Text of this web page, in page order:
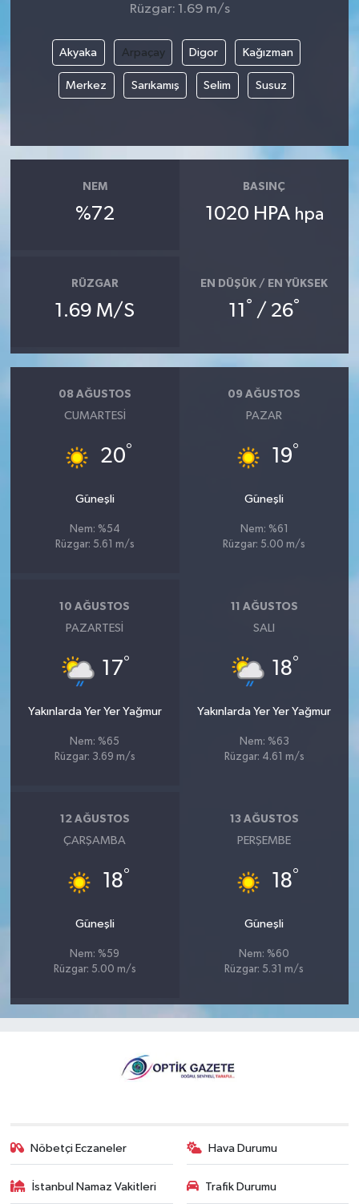
Rüzgar: 1.69 m/s
Akyaka Arpaçay Digor Kağızman
Merkez Sarıkamış Selim Susuz
NEM
%72
BASINÇ
1020 HPA hpa
RÜZGAR
1.69 M/S
EN DÜŞÜK / EN YÜKSEK
11 ° / 26°
08 AĞUSTOS
CUMARTESI
20°
Güneşli
Nem: %54
Rüzgar: 5.61 m/s
09 AĞUSTOS
PAZAR
19°
Güneşli
Nem: %61
Rüzgar: 5.00 m/s
10 AĞUSTOS
PAZARTESI
17°
Yakınlarda Yer Yer Yağmur
Nem: %65
Rüzgar: 3.69 m/s
11 AĞUSTOS
SALI
18°
Yakınlarda Yer Yer Yağmur
Nem: %63
Rüzgar: 4.61 m/s
12 AĞUSTOS
ÇARŞAMBA
18°
Güneşli
Nem: %59
Rüzgar: 5.00 m/s
13 AĞUSTOS
PERŞEMBE
18°
Güneşli
Nem: %60
Rüzgar: 5.31 m/s
Nöbetçi Eczaneler Hava Durumu
İstanbul Namaz Vakitleri Trafik Durumu